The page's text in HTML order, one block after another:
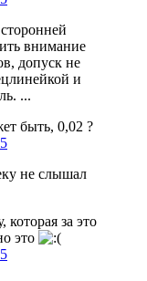
внимание
допуск не
и
...
быть, 0,02 ?
не слышал
которая за это
это